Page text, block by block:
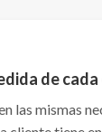
de
las mismas